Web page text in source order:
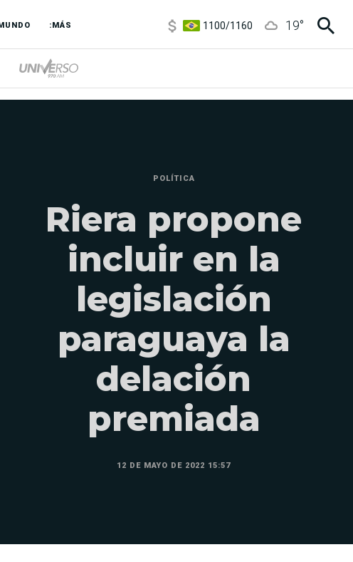
:MÁS
3,8/4
19°
POLÍTICA
Riera propone
incluir en la
legislación
paraguaya la
delación
premiada
12 DE MAYO DE 2022 15:57